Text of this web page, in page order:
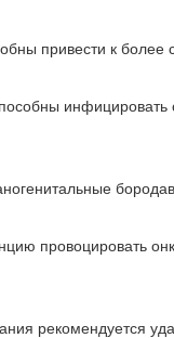
привести к более
инфицировать
провоцировать
рекомендуется